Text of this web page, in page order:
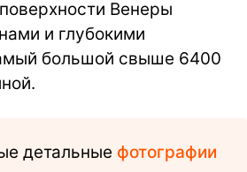
Венеры
и глубокими
большой свыше 6400
детальные фотографии